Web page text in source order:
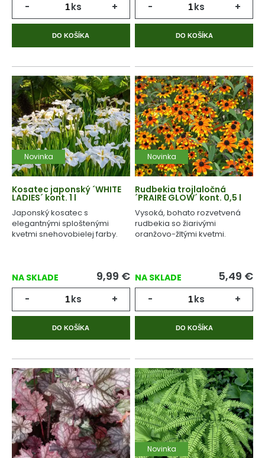
- ks +
DO KOŠÍKA
- ks +
DO KOŠÍKA
Novinka
Kosatec japonský ´WHITE
LADIES´ kont. 1 l
Japonský kosatec s
elegantnými sploštenými
kvetmi snehovobielej farby.
NA SKLADE 9,99 €
- ks +
DO KOŠÍKA
Novinka
Rudbekia trojlaločná
´PRAIRE GLOW´ kont. 0,5 l
Vysoká, bohato rozvetvená
rudbekia so žiarivými
oranžovo-žltými kvetmi.
NA SKLADE 5,49 €
- ks +
DO KOŠÍKA
Novinka